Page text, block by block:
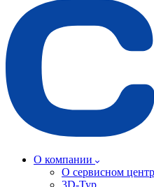
О компании
О сервисном
3D-Тур